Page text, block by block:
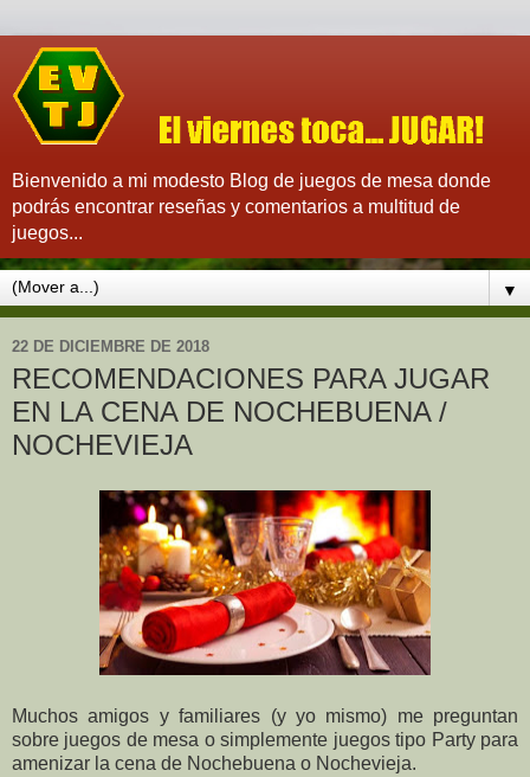
Bienvenido a mi modesto Blog de juegos de mesa donde
podrás encontrar reseñas y comentarios a multitud de
juegos...
▼
22 DE DICIEMBRE DE 2018
RECOMENDACIONES PARA JUGAR
EN LA CENA DE NOCHEBUENA /
NOCHEVIEJA
Muchos amigos y familiares (y yo mismo) me preguntan
sobre juegos de mesa o simplemente juegos tipo Party para
amenizar la cena de Nochebuena o Nochevieja.